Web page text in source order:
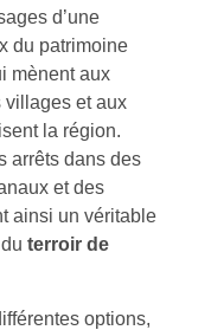
d’une
du patrimoine
mènent aux
villages et aux
la région.
arrêts dans des
et des
ainsi un véritable
terroir de
options,